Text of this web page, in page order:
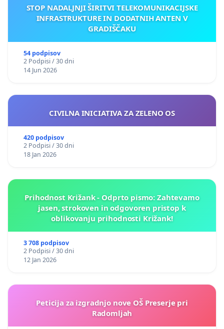
STOP NADALJNJI ŠIRITVI TELEKOMUNIKACIJSKE
INFRASTRUKTURE IN DODATNIH ANTEN V
GRADIŠČAKU
54 podpisov
2 Podpisi / 30 dni
14 Jun 2026
CIVILNA INICIATIVA ZA ZELENO OS
420 podpisov
2 Podpisi / 30 dni
18 Jan 2026
Prihodnost Križank - Odprto pismo: Zahtevamo
jasen, strokoven in odgovoren pristop k
oblikovanju prihodnosti Križank!
3 708 podpisov
2 Podpisi / 30 dni
12 Jan 2026
Peticija za izgradnjo nove OŠ Preserje pri
Radomljah